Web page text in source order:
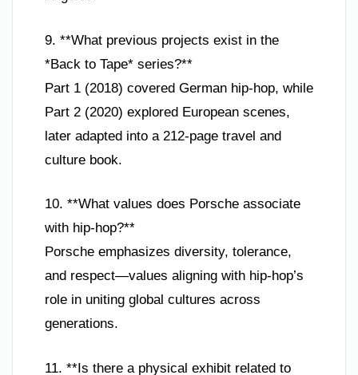
9. **What previous projects exist in the
*Back to Tape* series?**
Part 1 (2018) covered German hip-hop, while
Part 2 (2020) explored European scenes,
later adapted into a 212-page travel and
culture book.
10. **What values does Porsche associate
with hip-hop?**
Porsche emphasizes diversity, tolerance,
and respect—values aligning with hip-hop’s
role in uniting global cultures across
generations.
11. **Is there a physical exhibit related to